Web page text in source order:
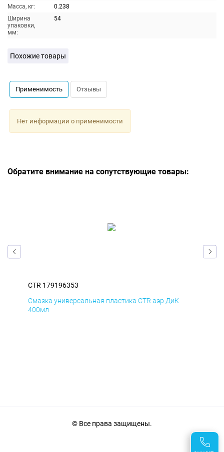
Масса, кг:
0.238
Ширина
упаковки,
мм:
54
Похожие товары
Применимость Отзывы
Нет информации о применимости
Обратите внимание на сопутствующие товары:
CTR 179196353
Смазка универсальная пластика CTR аэр ДиК
400мл
© Все права защищены.